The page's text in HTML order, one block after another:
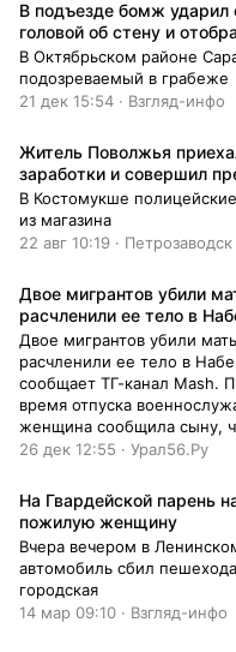
В подъезде бомж ударил
головой об стену и
В Октябрьском районе
подозреваемый в грабеже
21 дек 15:54 · Взгляд-инфо
Житель Поволжья
заработки и совершил
В Костомукше
из магазина
22 авг 10:19 ·
Двое мигрантов убили
расчленили ее тело в
Двое мигрантов убили
расчленили ее тело в
сообщает ТГ-канал Mash.
время отпуска
женщина сообщила сыну,
отцом из-за любви к
ипотеку. Сын перевел
мать, когда приехал домой.
и брата, мужчина
работе, а затем на
мужчины обратились в
сотрудники определили,
неизвестных вышли из
26 дек 12:55 · Урал56.Ру
На Гвардейской парень
пожилую женщину
Вчера вечером в
автомобиль сбил
городская
14 мар 09:10 · Взгляд-инфо